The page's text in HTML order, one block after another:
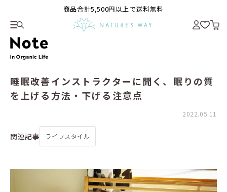
商品合計5,500円以上で送料無料
睡眠改善インストラクターに聞く、眠りの質
を上げる方法・下げる注意点
2022.05.11
関連記事 ライフスタイル